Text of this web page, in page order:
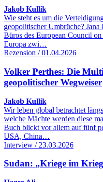
Jakob Kullik
Wie steht es um die
geopolitischer Umbrüche?
Büros des European Council
Europa zwi…
Rezension / 01.04.2026
Volker Perthes: Die
geopolitischer Wegweiser
Jakob Kullik
Wir leben global betrachtet
welche Mächte werden diese
Buch blickt vor allem auf fünf
USA, China…
Interview / 23.03.2026
Sudan: „Kriege im